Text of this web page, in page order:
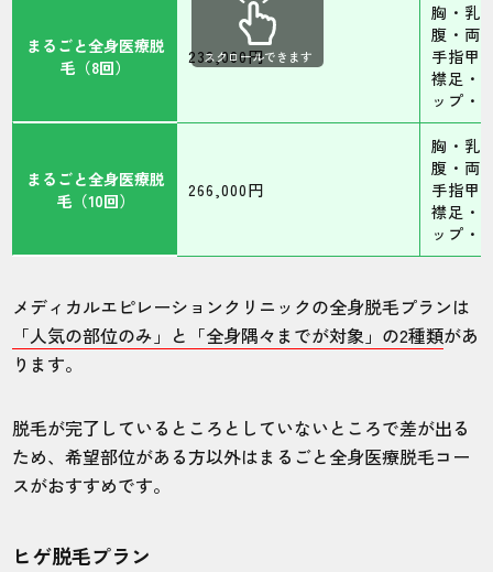
まるごと全身医療脱
毛（8回）
233,000円
胸・乳
腹・両
手指甲
襟足・
ップ・
まるごと全身医療脱
毛（10回）
266,000円
胸・乳
腹・両
手指甲
襟足・
ップ・
スクロールできます
メディカルエピレーションクリニックの全身脱毛プランは
「人気の部位のみ」と「全身隅々までが対象」の2種類があ
ります。
脱毛が完了しているところとしていないところで差が出る
ため、希望部位がある方以外はまるごと全身医療脱毛コー
スがおすすめです。
ヒゲ脱毛プラン